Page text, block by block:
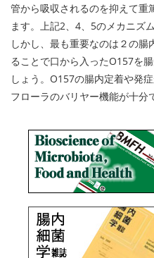
管から吸収されるのを抑えて重
ます。上記2、4、5のメカニズ
しかし、最も重要なのは２の
ることで口から入ったO157を
しょう。O157の腸内定着や発
フローラのバリヤー機能が十分